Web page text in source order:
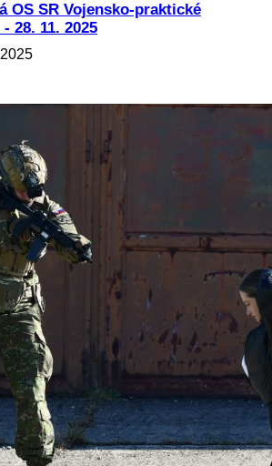
OS SR Vojensko-praktické
28. 11. 2025